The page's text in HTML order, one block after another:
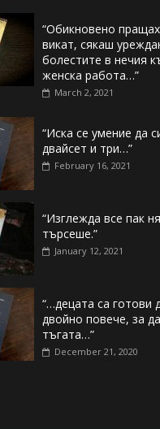
“Обикновено
викат, сякаш
болестите в нечия
женска работа…”
March 2, 2021
“Иска се умение да
двайсет и три…”
February 16, 2021
“Изглежда все пак
търсеше.”
January 12, 2021
“…децата са готови
двойно повече, за
тъгата…”
December 21, 2020